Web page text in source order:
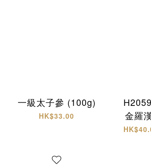
一級太子參 (100g)
HK$33.00
金羅